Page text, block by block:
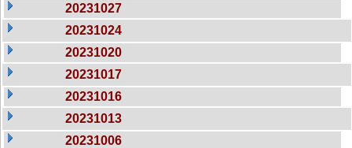
20231027
20231024
20231020
20231017
20231016
20231013
20231006